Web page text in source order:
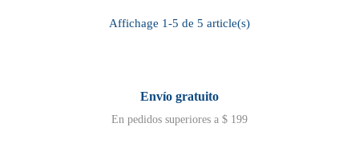
Affichage 1-5 de 5 article(s)
Envío gratuito
En pedidos superiores a $ 199